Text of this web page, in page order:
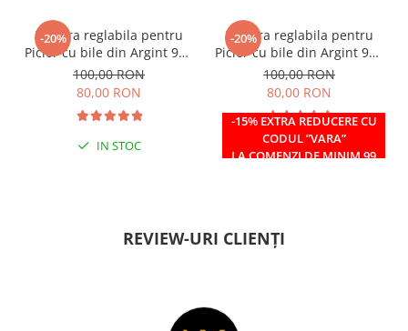
-20%
Bratara reglabila pentru
Picior cu bile din Argint 925
si margele Miyuki rosii
100,00 RON
80,00 RON
IN STOC
-20%
-15% EXTRA REDUCERE CU
CODUL ”VARA”
LA COMENZI DE MINIM 99
Bratara reglabila pentru
Picior cu bile din Argint 925
si margele Miyuki verzi
100,00 RON
80,00 RON
IN STOC
REVIEW-URI CLIENȚI